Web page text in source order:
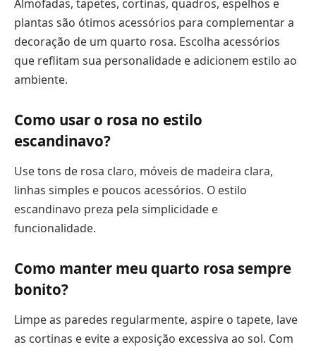
Almofadas, tapetes, cortinas, quadros, espelhos e
plantas são ótimos acessórios para complementar a
decoração de um quarto rosa. Escolha acessórios
que reflitam sua personalidade e adicionem estilo ao
ambiente.
Como usar o rosa no estilo
escandinavo?
Use tons de rosa claro, móveis de madeira clara,
linhas simples e poucos acessórios. O estilo
escandinavo preza pela simplicidade e
funcionalidade.
Como manter meu quarto rosa sempre
bonito?
Limpe as paredes regularmente, aspire o tapete, lave
as cortinas e evite a exposição excessiva ao sol. Com